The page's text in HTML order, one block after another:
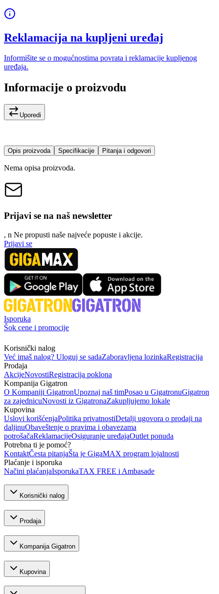
Reklamacija na kupljeni uređaj
Informišite se o mogućnostima povrata i reklamacije kupljenog
uređaja.
Informacije o proizvodu
Uporedi
Opis proizvoda Specifikacije Pitanja i odgovori
Nema opisa proizvoda.
Prijavi se na naš newsletter
, n Ne propusti naše najveće popuste i akcije.
Prijavi se
Isporuka
Šok cene i promocije
Korisnički nalog
Već imaš nalog? Uloguj se sadaZaboravljena lozinkaRegistracija
Prodaja
AkcijeNovostiRegistracija poklona
Kompanija Gigatron
O Kompaniji GigatronUpoznaj naš timPosao u GigatronuGigatron
za zajednicuNovosti iz GigatronaZakupljujemo lokale
Kupovina
Uslovi korišćenjaPolitika privatnostiDetalji ugovora o prodaji na
daljinuObaveštenje o pravima i obavezama
potrošačaReklamacijeOsiguranje uređajaOutlet ponuda
Potrebna ti je pomoć?
KontaktČesta pitanjaŠta je GigaMAX program lojalnosti
Plaćanje i isporuka
Načini plaćanjaIsporukaTAX FREE i Ambasade
Korisnički nalog
Prodaja
Kompanija Gigatron
Kupovina